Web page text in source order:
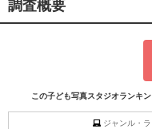
調査概要
この子ども写真スタジオランキ
ジャンル・